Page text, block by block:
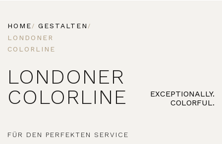
HOME
GESTALTEN
LONDONER
COLORLINE
LONDONER
COLORLINE
EXCEPTIONALLY.
COLORFUL.
FÜR DEN PERFEKTEN SERVICE